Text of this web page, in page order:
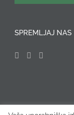
SPREMLJAJ NAS